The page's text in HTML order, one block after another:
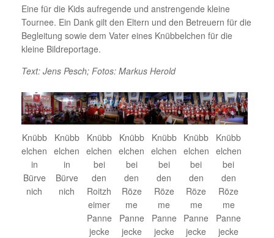
Eine für die Kids aufregende und anstrengende kleine
Tournee. Ein Dank gilt den Eltern und den Betreuern für die
Begleitung sowie dem Vater eines Knübbelchen für die
kleine Bildreportage.
Text: Jens Pesch; Fotos: Markus Herold
Knübb
elchen
in
Bürve
nich
Knübb
elchen
in
Bürve
nich
Knübb
elchen
bei
den
Roitzh
eimer
Panne
jecke
Knübb
elchen
bei
den
Röze
me
Panne
jecke
Knübb
elchen
bei
den
Röze
me
Panne
jecke
Knübb
elchen
bei
den
Röze
me
Panne
jecke
Knübb
elchen
bei
den
Röze
me
Panne
jecke